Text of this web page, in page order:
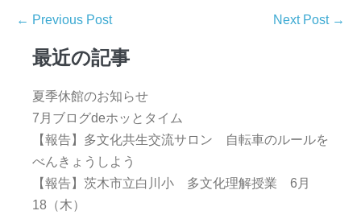
← Previous Post Next Post →
最近の記事
夏季休館のお知らせ
7月ブログdeホッとタイム
【報告】多文化共生交流サロン 自転車のルールを
べんきょうしよう
【報告】茨木市立白川小 多文化理解授業 6月
18（木）